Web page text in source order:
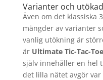
Varianter och
Även om det klassiska
mängder av varianter
vanlig utökning är
är Ultimate Tic-Tac-Toe
själv innehåller en hel
det lilla nätet avgör